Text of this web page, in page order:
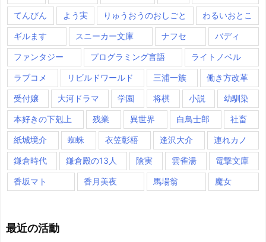
てんびん よう実 りゅうおうのおしごと わるいおとこ
ギルます スニーカー文庫 ナフセ バディ
ファンタジー プログラミング言語 ライトノベル
ラブコメ リビルドワールド 三浦一族 働き方改革
受付嬢 大河ドラマ 学園 将棋 小説 幼馴染
本好きの下剋上 残業 異世界 白鳥士郎 社畜
紙城境介 蜘蛛 衣笠彰梧 逢沢大介 連れカノ
鎌倉時代 鎌倉殿の13人 陰実 雲雀湯 電撃文庫
香坂マト 香月美夜 馬場翁 魔女
最近の活動